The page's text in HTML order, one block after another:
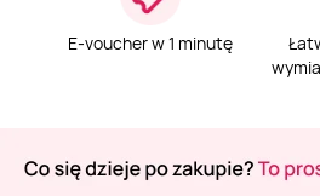
E-voucher w 1 minutę